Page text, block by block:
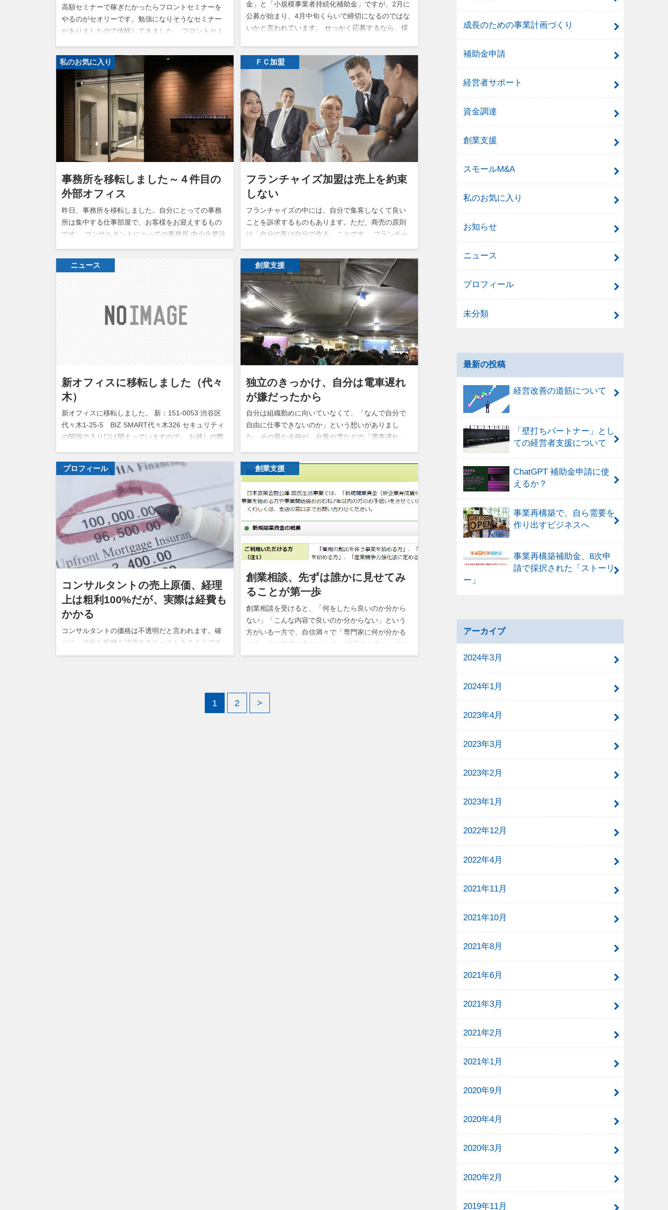
高額セミナーで稼ぎたかったらフロントセミナーを
やるのがセオリーです。勉強になりそうなセミナー
がありましたので体験してきました。 フロントセミ
円位で気軽に参加できる内容です…
金」と「小規模事業者持続化補助金」ですが、2月に
公募が始まり、4月中旬くらいで締切になるのではな
いかと言われています。 せっかく応募するなら、採
私のお気に入り
事務所を移転しました～４件目の
外部オフィス
昨日、事務所を移転しました。自分にとっての事務
所は集中する仕事部屋で、お客様をお迎えするもの
です。 コンサルタントにとっての事務所 中小企業診
はどこでも大丈夫です。そのため、…
ＦＣ加盟
フランチャイズ加盟は売上を約束
しない
フランチャイズの中には、自分で集客しなくて良い
ことを訴求するものもあります。ただ、商売の原則
は「自分の客は自分で作る」ことです。 フランチャ
ることで繁盛店が出来上がると思っ…
ニュース
新オフィスに移転しました（代々
木）
新オフィスに移転しました。 新：151-0053 渋谷区
代々木1-25-5 BIZ SMART代々木326 セキュリティ
の関係で入り口は閉まっていますので、 お越しの際
ィング…
創業支援
独立のきっかけ、自分は電車遅れ
が嫌だったから
自分は組織勤めに向いていなくて、「なんで自分で
自由に仕事できないのか」という想いがありまし
た。その最たる例が、台風や雪などの「電車遅れ」
レスだと思っています。 電車遅れでも職…
プロフィール
コンサルタントの売上原価、経理
上は粗利100%だが、実際は経費も
かかる
コンサルタントの価格は不透明だと言われます。確
かに、法外な報酬を請求するケースもあるようです
が、価格には理由があります。 コンサルタントの
創業支援
創業相談、先ずは誰かに見せてみ
ることが第一歩
創業相談を受けると、「何をしたら良いのか分から
ない」「こんな内容で良いのか分からない」という
方がいる一方で、自信満々で「専門家に何が分かる
の？」位の態度の方もいます。 対応する方としては
どちらでも良いのですが、いきなり見…
1 2 >
成長のための事業計画づくり
補助金申請
経営者サポート
資金調達
創業支援
スモールM&A
私のお気に入り
お知らせ
ニュース
プロフィール
未分類
最新の投稿
経営改善の道筋について
「壁打ちパートナー」とし
ての経営者支援について
ChatGPT 補助金申請に使
えるか？
事業再構築で、自ら需要を
作り出すビジネスへ
事業再構築補助金、8次申
請で採択された「ストーリ
ー」
アーカイブ
2024年3月
2024年1月
2023年4月
2023年3月
2023年2月
2023年1月
2022年12月
2022年4月
2021年11月
2021年10月
2021年8月
2021年6月
2021年3月
2021年2月
2021年1月
2020年9月
2020年4月
2020年3月
2020年2月
2019年11月